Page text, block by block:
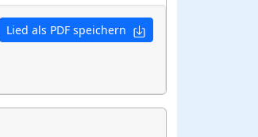
Lied als PDF speichern